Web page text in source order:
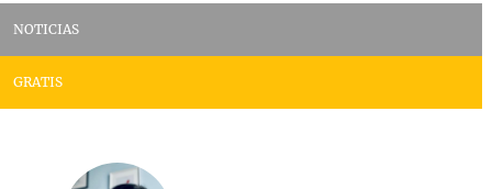
NOTICIAS
GRATIS